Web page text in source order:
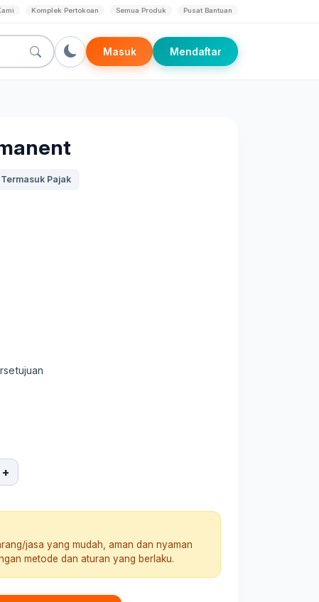
Komplek Pertokoan Semua Produk Pusat Bantuan
Masuk Mendaftar
Pajak
+
jasa yang mudah, aman dan nyaman
metode dan aturan yang berlaku.